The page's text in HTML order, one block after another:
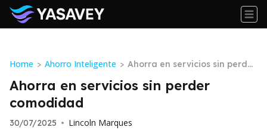
Home > Ahorro Inteligente > Ahorra en servicios sin perder
comodidad
Ahorra en servicios sin perder
comodidad
30/07/2025 • Lincoln Marques